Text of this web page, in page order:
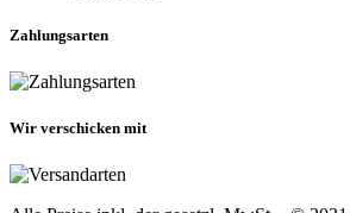
Zahlungsarten
Wir verschicken mit